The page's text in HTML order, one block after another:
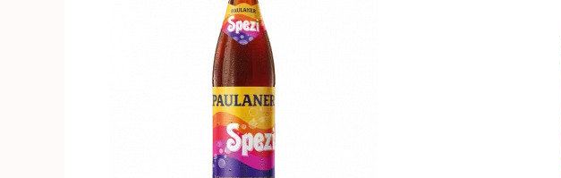
PROSOAPE DE BUCĂTARIE / LAVETE